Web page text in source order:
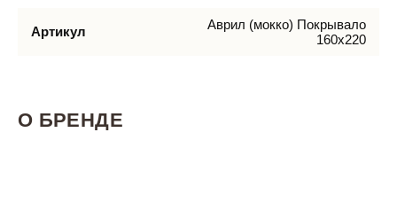
Артикул
Аврил (мокко) Покрывало
160х220
О БРЕНДЕ